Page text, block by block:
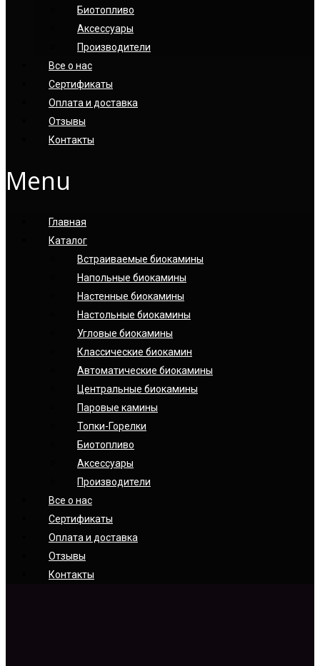
Биотопливо
Аксессуары
Производители
Все о нас
Сертификаты
Оплата и доставка
Отзывы
Контакты
Menu
Главная
Каталог
Встраиваемые биокамины
Напольные биокамины
Настенные биокамины
Настoльные биокамины
Угловые биокамины
Классические биокамин
Автоматические биокамины
Центральные биокамины
Паровые камины
Топки-Горелки
Биотопливо
Аксессуары
Производители
Все о нас
Сертификаты
Оплата и доставка
Отзывы
Контакты